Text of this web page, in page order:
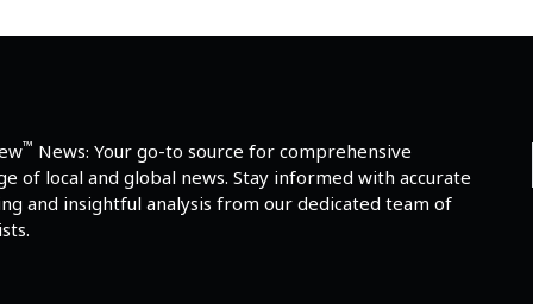
™ News: Your go-to source for comprehensive
of local and global news. Stay informed with accurate
and insightful analysis from our dedicated team of